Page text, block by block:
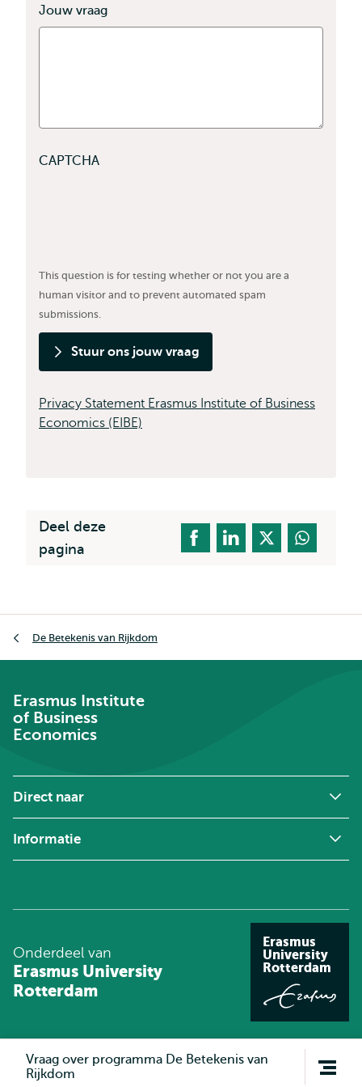
Jouw vraag
CAPTCHA
This question is for testing whether or not you are a
human visitor and to prevent automated spam
submissions.
Stuur ons jouw vraag
Privacy Statement Erasmus Institute of Business
Economics (EIBE)
Deel deze
pagina
Open
navigatie
Vraag over programma De Betekenis van
Rijkdom
De Betekenis van Rijkdom
Erasmus Institute
of Business
Economics
Direct naar
Informatie
Onderdeel van
Erasmus University
Rotterdam
Erasmus
University
Rotterdam